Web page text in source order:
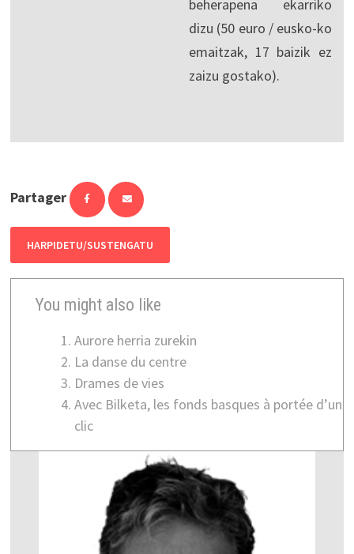
beherapena ekarriko
dizu (50 euro / eusko-ko
emaitzak, 17 baizik ez
zaizu gostako).
Partager
HARPIDETU/SUSTENGATU
You might also like
Aurore herria zurekin
La danse du centre
Drames de vies
Avec Bilketa, les fonds basques à portée d’un
clic